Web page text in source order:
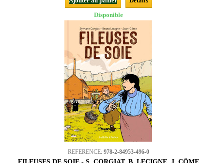
Disponible
REFERENCE: 978-2-84953-496-0